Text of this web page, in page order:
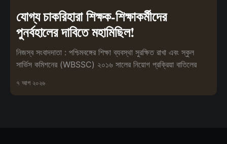
যোগ্য চাকরিহারা শিক্ষক-শিক্ষাকর্মীদের
পুনর্বহালের দাবিতে মহামিছিল!
নিজস্ব সংবাদদাতা : পশ্চিমবঙ্গের শিক্ষা ব্যবস্থা সুরক্ষিত রাখা এবং স্কুল
সার্ভিস কমিশনের (WBSSC) ২০১৬ সালের নিয়োগ প্রক্রিয়া বাতিলের
৭ আগ ২০২৬